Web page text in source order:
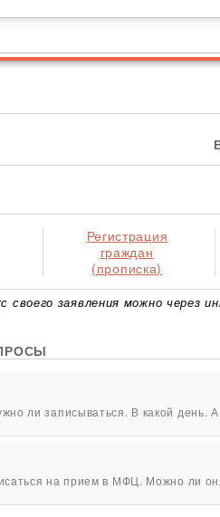
Регистрация
граждан
(прописка)
заявления можно через
ли записываться. В какой день.
на прием в МФЦ. Можно ли